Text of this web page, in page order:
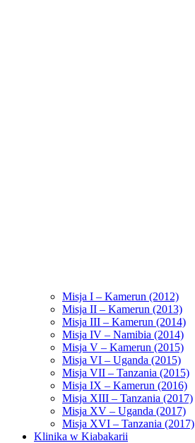
Misja I – Kamerun (2012)
Misja II – Kamerun (2013)
Misja III – Kamerun (2014)
Misja IV – Namibia (2014)
Misja V – Kamerun (2015)
Misja VI – Uganda (2015)
Misja VII – Tanzania (2015)
Misja IX – Kamerun (2016)
Misja XIII – Tanzania (2017)
Misja XV – Uganda (2017)
Misja XVI – Tanzania (2017)
Klinika w Kiabakarii